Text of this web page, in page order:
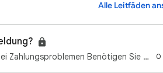
Alle Leitfäden
Gehe bitte mal diese Lösungswege durch-> Fehlerbehebung bei Zahlungsproblemen Benötigen Sie Hilfe be… 0